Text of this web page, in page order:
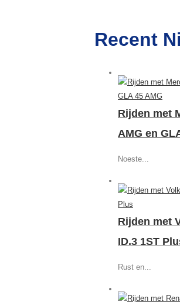
Recent
Rijden met
AMG en
Noeste...
Rijden met
ID.3 1ST
Rust en...